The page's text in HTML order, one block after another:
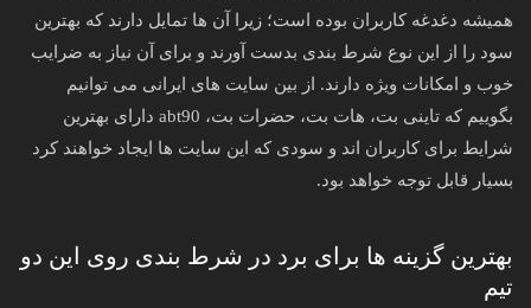
همیشه دغدغه کاربران بوده‌ است؛ زیرا آن‌ ها تمایل دارند که بهترین
سود را از این نوع شرط‌ بندی بدست آورند و برای آن نیاز به ضرایب
خوب و امکانات ویژه دارند. از بین سایت‌ های ایرانی می‌ توانیم
بگوییم که تاینی بت، هات بت، حضرات بت، abt90 دارای بهترین
شرایط برای کاربران اند و سودی که این سایت‌ ها ایجاد خواهند کرد
بسیار قابل‌ توجه خواهد بود.
بهترین گزینه ها برای برد در شرط بندی روی این دو
تیم